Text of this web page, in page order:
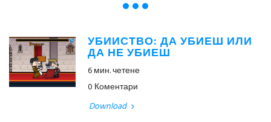
УБИЙСТВО: ДА УБИЕШ ИЛИ
ДА НЕ УБИЕШ
6 мин. четене
0 Коментари
Download